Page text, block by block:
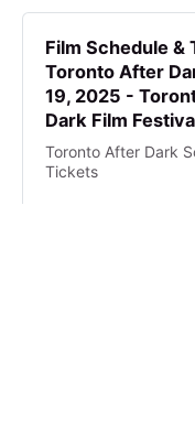
Film Schedule &
Toronto After
19, 2025 -
Dark Film
Toronto After Dark
Tickets